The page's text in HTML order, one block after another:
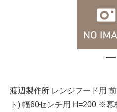
渡辺製作所 レンジフード用
ト) 幅60センチ用 H=200 ※幕